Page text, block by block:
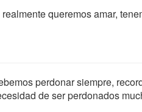
queremos amar,
perdonar siempre,
de ser perdonados